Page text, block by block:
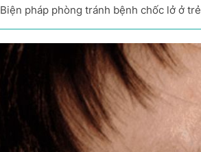
Biện pháp phòng tránh bệnh chốc lở ở trẻ